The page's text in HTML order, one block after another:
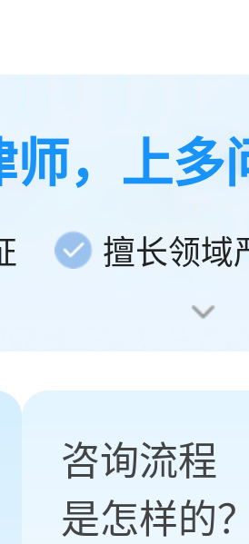
，上多
擅长领域
咨询流程
是怎样的？